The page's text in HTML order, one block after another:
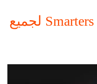
تفعيل اشتراك Smarters Player لجميع